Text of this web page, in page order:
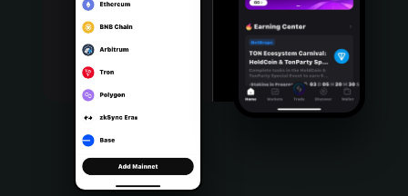
Português (Portugal)
Bahasa Indonesia
Português (Brasil)
Español (Argentina)